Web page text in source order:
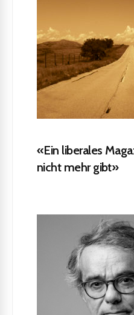
«Ein liberales
nicht mehr gibt»